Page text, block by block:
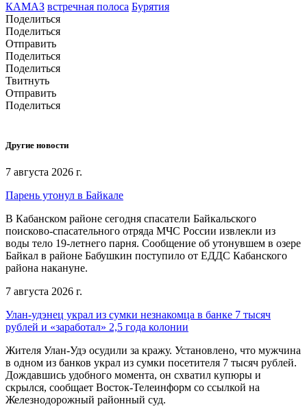
КАМАЗ встречная полоса Бурятия
Поделиться
Поделиться
Отправить
Поделиться
Поделиться
Твитнуть
Отправить
Поделиться
Другие новости
7 августа 2026 г.
Парень утонул в Байкале
В Кабанском районе сегодня спасатели Байкальского
поисково-спасательного отряда МЧС России извлекли из
воды тело 19-летнего парня. Сообщение об утонувшем в озере
Байкал в районе Бабушкин поступило от ЕДДС Кабанского
района накануне.
7 августа 2026 г.
Улан-удэнец украл из сумки незнакомца в банке 7 тысяч
рублей и «заработал» 2,5 года колонии
Жителя Улан-Удэ осудили за кражу. Установлено, что мужчина
в одном из банков украл из сумки посетителя 7 тысяч рублей.
Дождавшись удобного момента, он схватил купюры и
скрылся, сообщает Восток-Телеинформ со ссылкой на
Железнодорожный районный суд.